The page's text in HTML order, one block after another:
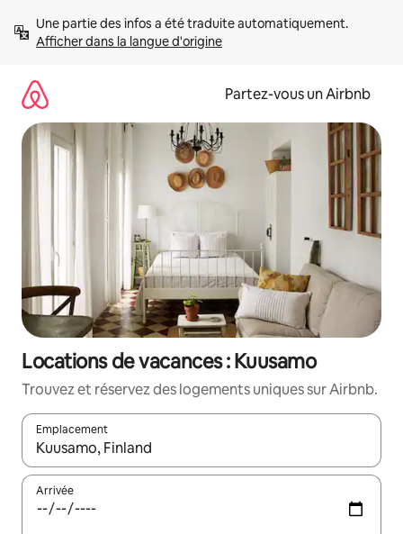
directement
Afficher dans la langue d'origine
Partez-vous un Airbnb
Locations de vacances : Kuusamo
Trouvez et réservez des logements uniques sur Airbnb.
Emplacement
Quand les résultats sont affichés, parcourez-les en utilisant
Arrivée